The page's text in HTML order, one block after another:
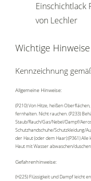
Einschichtlack
von Lechler
Wichtige Hinweise
Kennzeichnung
Allgemeine Hinweise:
(P210) Von Hitze, heißen
fernhalten. Nicht rauchen. (P233)
Staub/Rauch/Gas/Nebel/Dampf/
Schutzhandschuhe/Schutzkleidung/
der Haut (oder dem Haar):(P361)
Haut mit Wasser abwaschen/
Gefahrenhinweise:
(H225) Flüssigkeit und Dampf leicht